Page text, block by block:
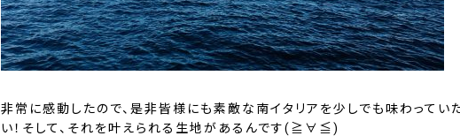
非常に感動したので、是非皆様にも素敵な南イタリアを少しでも味わってい
い！そして、それを叶えられる生地があるんです(≧∀≦)